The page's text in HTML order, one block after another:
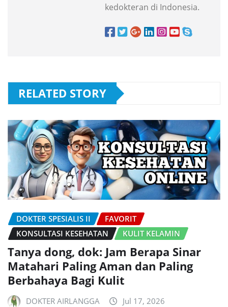
kedokteran di Indonesia.
RELATED STORY
DOKTER SPESIALIS II
FAVORIT
KONSULTASI KESEHATAN
KULIT KELAMIN
Tanya dong, dok: Jam Berapa Sinar
Matahari Paling Aman dan Paling
Berbahaya Bagi Kulit
DOKTER AIRLANGGA Jul 17, 2026